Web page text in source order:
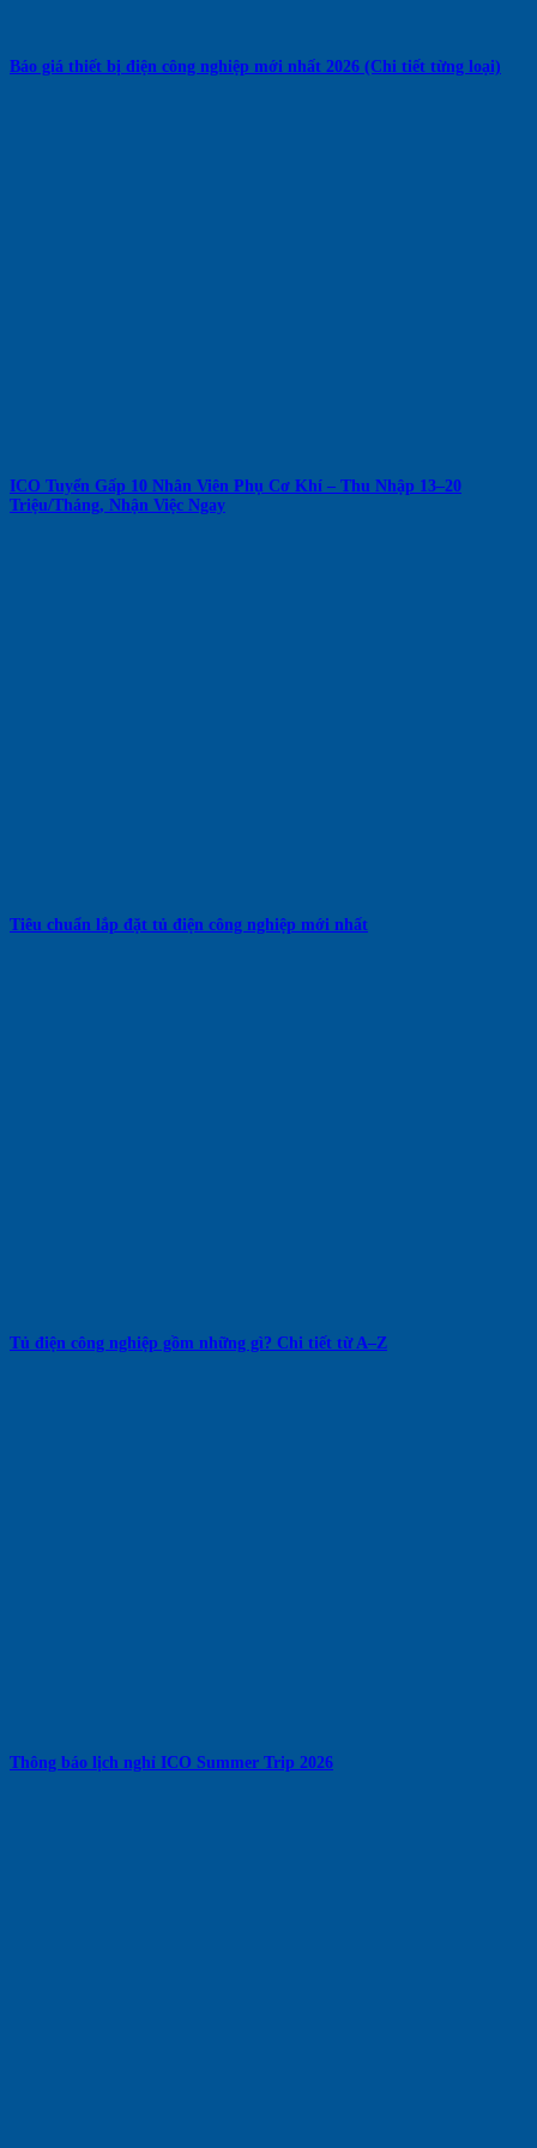
Báo giá thiết bị điện công nghiệp mới nhất 2026 (Chi tiết từng loại)
ICO Tuyển Gấp 10 Nhân Viên Phụ Cơ Khí – Thu Nhập 13–20
Triệu/Tháng, Nhận Việc Ngay
Tiêu chuẩn lắp đặt tủ điện công nghiệp mới nhất
Tủ điện công nghiệp gồm những gì? Chi tiết từ A–Z
Thông báo lịch nghỉ ICO Summer Trip 2026